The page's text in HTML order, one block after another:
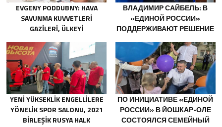
EVGENY PODDUBNY: HAVA
SAVUNMA KUVVETLERI
GAZILERI, ÜLKEYI
ВЛАДИМИР САЙБЕЛЬ: В
«ЕДИНОЙ РОССИИ»
ПОДДЕРЖИВАЮТ РЕШЕНИЕ
БЫВШИХ УЧАСТНИКОВ СВО
ПОЛУЧЕНИЕ
СОЦКОНТРАКТА
YENI YÜKSEKLIK ENGELLILERE
YÖNELIK SPOR SALONU, 2021
BIRLEŞIK RUSYA HALK
ПО ИНИЦИАТИВЕ «ЕДИНОЙ
РОССИИ» В ЙОШКАР-ОЛЕ
СОСТОЯЛСЯ СЕМЕЙНЫЙ